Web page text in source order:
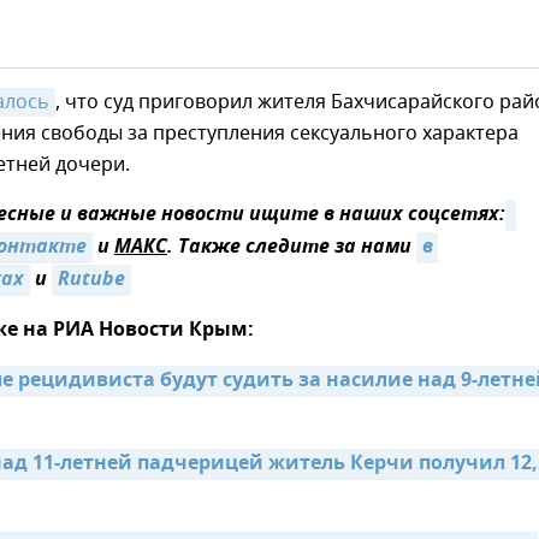
, что суд приговорил жителя Бахчисарайского
свободы за преступления сексуального характера
дочери.
и важные новости ищите в наших соцсетях:
иMAКС. Также следите за нами в
и Rutube
на РИА Новости Крым:
рецидивиста будут судить за насилие над 9-
11-летней падчерицей житель Керчи получил